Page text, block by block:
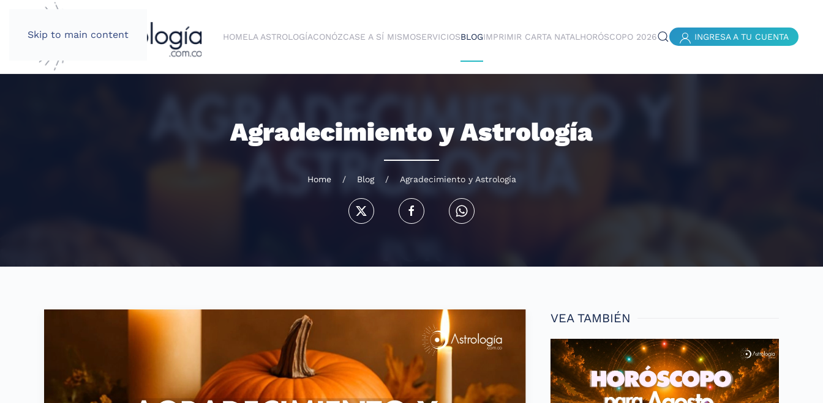
Skip to main content HOMELA ASTROLOGÍACONÓZCASE A SÍ MISMOSERVICIOSBLOGIMPRIMIR CARTA NATAL HORÓSCOPO 2026 INGRESA A TU CUENTA
Agradecimiento y Astrología
Home Blog Agradecimiento y Astrología
VEA TAMBIÉN